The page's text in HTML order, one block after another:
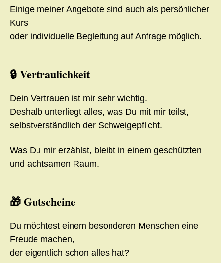
Einige meiner Angebote sind auch als persönlicher
Kurs
oder individuelle Begleitung auf Anfrage möglich.
🔒 Vertraulichkeit
Dein Vertrauen ist mir sehr wichtig.
Deshalb unterliegt alles, was Du mit mir teilst,
selbstverständlich der Schweigepflicht.
Was Du mir erzählst, bleibt in einem geschützten
und achtsamen Raum.
🎁 Gutscheine
Du möchtest einem besonderen Menschen eine
Freude machen,
der eigentlich schon alles hat?